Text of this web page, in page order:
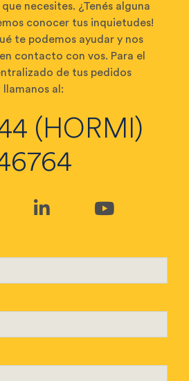
necesites. ¿Tenés alguna
conocer tus inquietudes!
te podemos ayudar y nos
contacto con vos. Para el
de tus pedidos
llamanos al:
(HORMI)